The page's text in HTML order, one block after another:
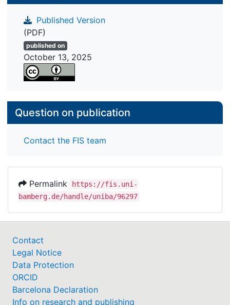
Published Version
(PDF)
published on
October 13, 2025
Question on publication
Contact the FIS team
Permalink
https://fis.uni-
bamberg.de/handle/uniba/96297
Contact
Legal Notice
Data Protection
ORCID
Barcelona Declaration
Info on research and publishing